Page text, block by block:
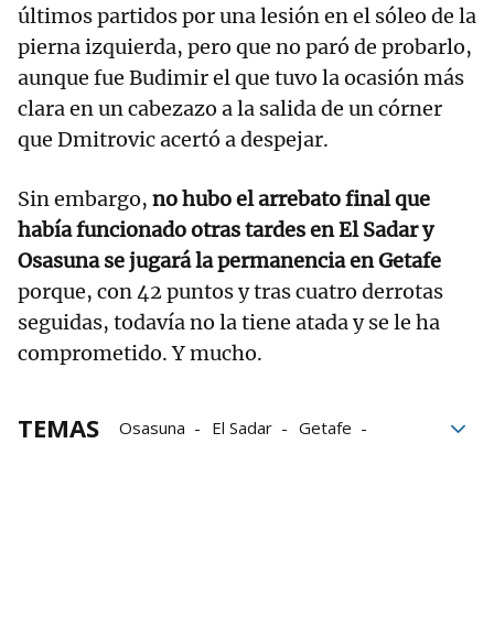
últimos partidos por una lesión en el sóleo de la
pierna izquierda, pero que no paró de probarlo,
aunque fue Budimir el que tuvo la ocasión más
clara en un cabezazo a la salida de un córner
que Dmitrovic acertó a despejar.
Sin embargo, no hubo el arrebato final que
había funcionado otras tardes en El Sadar y
Osasuna se jugará la permanencia en Getafe
porque, con 42 puntos y tras cuatro derrotas
seguidas, todavía no la tiene atada y se le ha
comprometido. Y mucho.
TEMAS Osasuna El Sadar
Getafe